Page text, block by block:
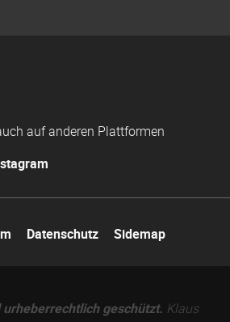
auf anderen Plattformen
Datenschutz Sidemap
geschützt. Klaus